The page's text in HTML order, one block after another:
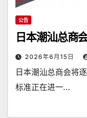
公告
日本潮汕总商
2026年6月15日
日本潮汕总商会将
标准正在进一…